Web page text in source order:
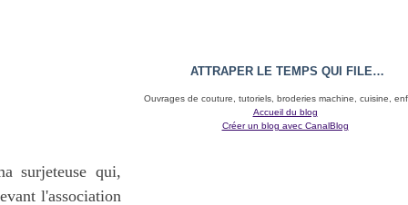
surjeteuse qui,
l'association
ATTRAPER LE TEMPS QUI FILE…
Ouvrages de couture, tutoriels, broderies machine, cuisine,
Accueil du blog
Créer un blog avec CanalBlog